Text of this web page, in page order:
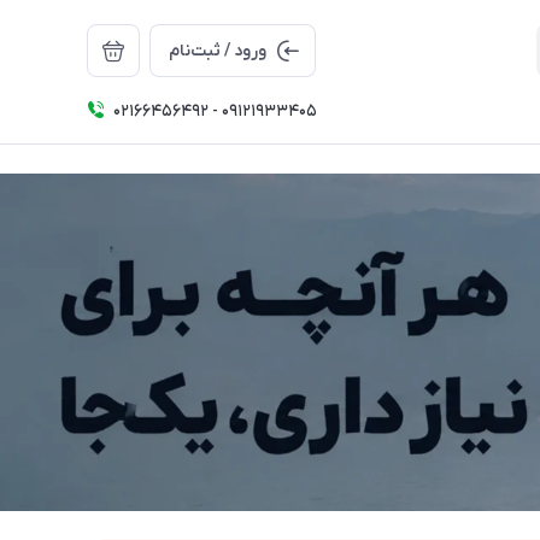
ورود / ثبت‌نام
02166456492 - 09121933405